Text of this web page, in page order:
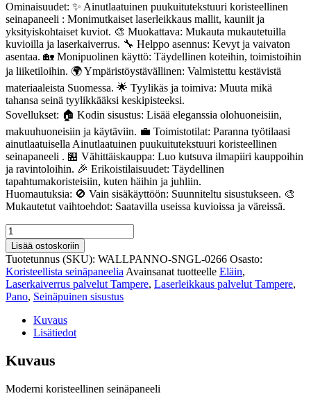
Ominaisuudet: ✨ Ainutlaatuinen puukuitutekstuuri koristeellinen
seinapaneeli : Monimutkaiset laserleikkaus mallit, kauniit ja
yksityiskohtaiset kuviot. 🎨 Muokattava: Mukauta mukautetuilla
kuvioilla ja laserkaiverrus. 🔧 Helppo asennus: Kevyt ja vaivaton
asentaa. 🏡 Monipuolinen käyttö: Täydellinen koteihin, toimistoihin
ja liiketiloihin. 🌍 Ympäristöystävällinen: Valmistettu kestävistä
materiaaleista Suomessa. 🌟 Tyylikäs ja toimiva: Muuta mikä
tahansa seinä tyylikkääksi keskipisteeksi.
Sovellukset: 🏠 Kodin sisustus: Lisää eleganssia olohuoneisiin,
makuuhuoneisiin ja käytäviin. 💼 Toimistotilat: Paranna työtilaasi
ainutlaatuisella Ainutlaatuinen puukuitutekstuuri koristeellinen
seinapaneeli . 🏪 Vähittäiskauppa: Luo kutsuva ilmapiiri kauppoihin
ja ravintoloihin. 🎉 Erikoistilaisuudet: Täydellinen
tapahtumakoristeisiin, kuten häihin ja juhliin.
Huomautuksia: 🚫 Vain sisäkäyttöön: Suunniteltu sisustukseen. 🎨
Mukautetut vaihtoehdot: Saatavilla useissa kuvioissa ja väreissä.
Ainutlaatuinen
puukuitutekstuuri
koristeellinen
seinapaneeli
266
määrä
Lisää ostoskoriin
Tuotetunnus (SKU): WALLPANNO-SNGL-0266 Osasto:
Koristeellista seinäpaneelia Avainsanat tuotteelle Eläin,
Laserkaiverrus palvelut Tampere, Laserleikkaus palvelut Tampere,
Pano, Seinäpuinen sisustus
Kuvaus
Lisätiedot
Kuvaus
Moderni koristeellinen seinäpaneeli